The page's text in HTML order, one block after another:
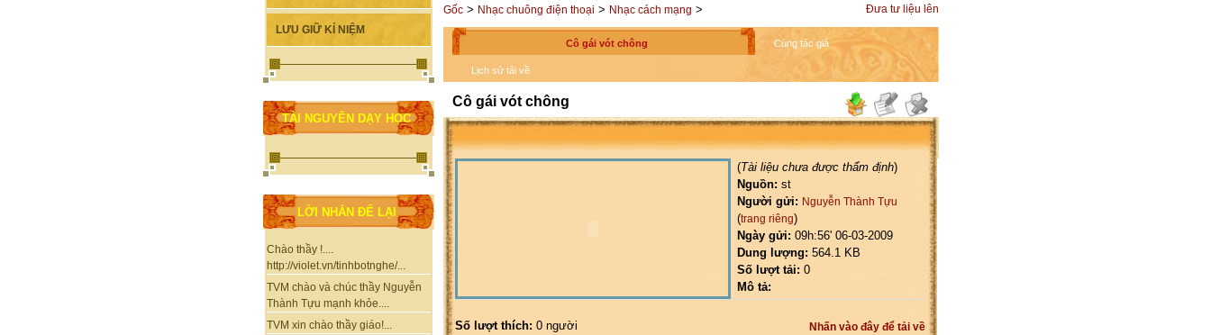
LƯU GIỮ KỈ NIỆM
TÀI NGUYÊN DẠY HỌC
LỜI NHẮN ĐỂ LẠI
Chào thầy !....
http://violet.vn/tinhbotnghe/...
TVM chào và chúc thầy Nguyễn
Thành Tựu mạnh khỏe....
TVM xin chào thầy giáo!...
Đưa tư liệu lên
Gốc > Nhạc chuông điện thoại > Nhạc cách mạng >
Cô gái vót chông Cùng tác giả
Lịch sử tải về
Cô gái vót chông
(Tài liệu chưa được thẩm định)
Nguồn: st
Người gửi: Nguyễn Thành Tựu
(trang riêng)
Ngày gửi: 09h:56' 06-03-2009
Dung lượng: 564.1 KB
Số lượt tải: 0
Mô tả:
Nhấn vào đây để tải về
Số lượt thích: 0 người